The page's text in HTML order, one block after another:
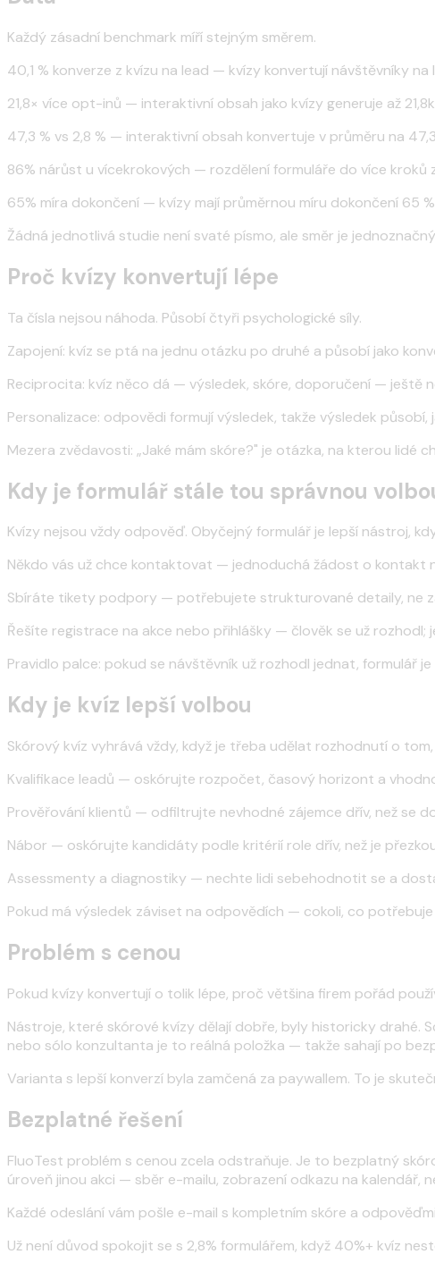
Každý zásadní benchmark míří stejným směrem.
40,1 % konverze z kvízu na lead — kvízy konvertují návštěvníky
21,8× více opt-inů — interaktivní obsah jako kvízy generuje až
47,3 % vs 2,8 % — interaktivní obsah konvertuje v průměru na
86% nárůst u vícekrokových — rozdělení formuláře do více
65% míra dokončení — kvízy mají průměrnou míru dokončení 65
Žádná jednotlivá studie není svaté písmo, ale směr je
Proč kvízy konvertují lépe
Ta čísla nejsou náhoda. Působí čtyři psychologické síly.
Zapojení: kvíz se ptá na jednu otázku po druhé a působí jako
Reciprocita: kvíz něco dá — výsledek, skóre, doporučení — ještě
Personalizace: odpovědi formují výsledek, takže výsledek
Mezera zvědavosti: „Jaké mám skóre?" je otázka, na kterou
Kdy je formulář stále tou správnou
Kvízy nejsou vždy odpověď. Obyčejný formulář je lepší nástroj,
Někdo vás už chce kontaktovat — jednoduchá žádost o kontakt
Sbíráte tikety podpory — potřebujete strukturované detaily, ne
Řešíte registrace na akce nebo přihlášky — člověk se už rozhodl;
Pravidlo palce: pokud se návštěvník už rozhodl jednat, formulář
Kdy je kvíz lepší volbou
Skórový kvíz vyhrává vždy, když je třeba udělat rozhodnutí o
Kvalifikace leadů — oskórujte rozpočet, časový horizont a
Prověřování klientů — odfiltrujte nevhodné zájemce dřív, než se
Nábor — oskórujte kandidáty podle kritérií role dřív, než je
Assessmenty a diagnostiky — nechte lidi sebehodnotit se a
Pokud má výsledek záviset na odpovědích — cokoli, co
Problém s cenou
Pokud kvízy konvertují o tolik lépe, proč většina firem pořád
Nástroje, které skórové kvízy dělají dobře, byly historicky drahé.
nebo sólo konzultanta je to reálná položka — takže sahají po
Varianta s lepší konverzí byla zamčená za paywallem. To je
Bezplatné řešení
FluoTest problém s cenou zcela odstraňuje. Je to bezplatný
úroveň jinou akci — sběr e-mailu, zobrazení odkazu na kalendář,
Každé odeslání vám pošle e-mail s kompletním skóre a
Už není důvod spokojit se s 2,8% formulářem, když 40%+ kvíz